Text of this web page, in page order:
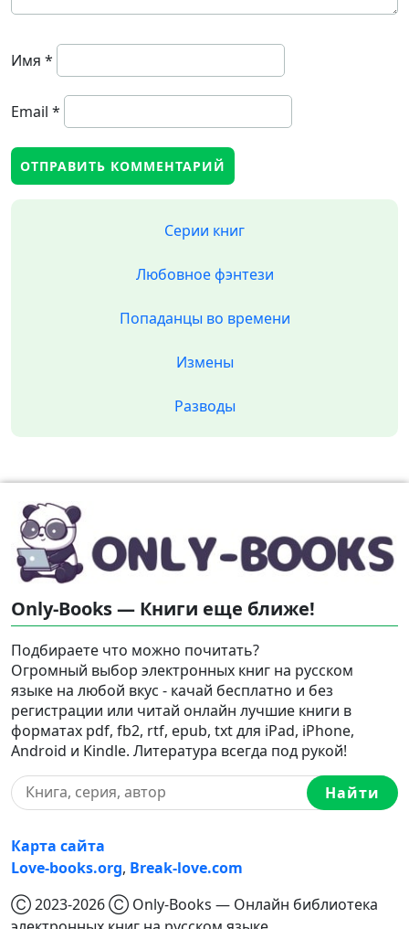
Имя *
Email *
Серии книг
Любовное фэнтези
Попаданцы во времени
Измены
Разводы
Only-Books — Книги еще ближе!
Подбираете что можно почитать?
Огромный выбор электронных книг на русском
языке на любой вкус - качай бесплатно и без
регистрации или читай онлайн лучшие книги в
форматах pdf, fb2, rtf, epub, txt для iPad, iPhone,
Android и Kindle. Литература всегда под рукой!
Найти
Карта сайта
Love-books.org, Break-love.com
Ⓒ 2023-2026 Ⓒ Only-Books — Онлайн библиотека